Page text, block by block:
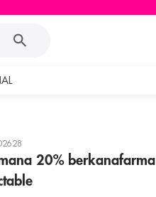
20% berkanafarma